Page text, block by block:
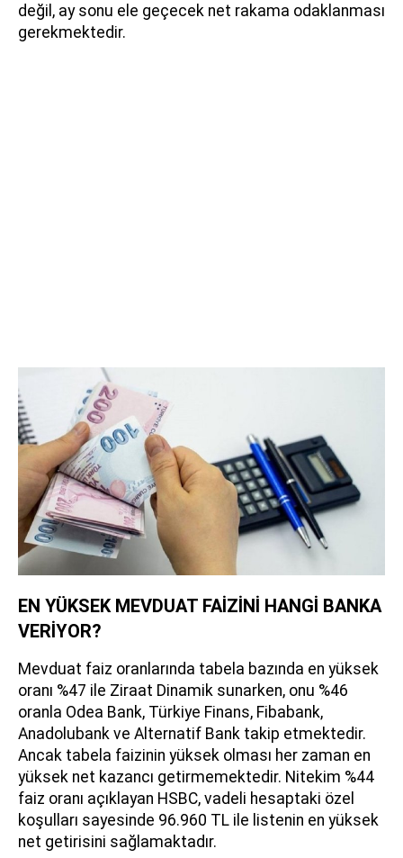
değil, ay sonu ele geçecek net rakama odaklanması
gerekmektedir.
EN YÜKSEK MEVDUAT FAİZİNİ HANGİ BANKA
VERİYOR?
Mevduat faiz oranlarında tabela bazında en yüksek
oranı %47 ile Ziraat Dinamik sunarken, onu %46
oranla Odea Bank, Türkiye Finans, Fibabank,
Anadolubank ve Alternatif Bank takip etmektedir.
Ancak tabela faizinin yüksek olması her zaman en
yüksek net kazancı getirmemektedir. Nitekim %44
faiz oranı açıklayan HSBC, vadeli hesaptaki özel
koşulları sayesinde 96.960 TL ile listenin en yüksek
net getirisini sağlamaktadır.